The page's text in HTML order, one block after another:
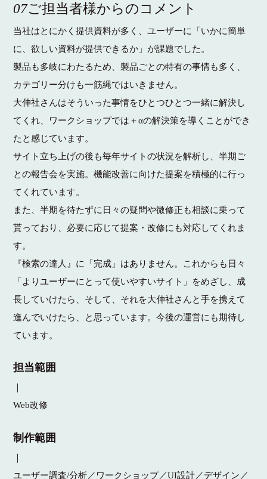
07ご担当者様からのコメント
当社はとにかく提供資料が多く、ユーザーに「いかに簡単
に、欲しい資料が提供できるか」が課題でした。
製品も多岐にわたるため、製品ごとの特有の事情も多く、
カテゴリー分けも一筋縄ではいきません。
大伸社さんはそういった事情をひとつひとつ一緒に解決し
てくれ、ワークショップでは＋αの解決策を導くことができ
たと感じています。
サイト立ち上げの後も毎年サイトの状況を解析し、半期ご
との報告会を実施。機能改善に向けた提案を積極的に行っ
てくれています。
また、半期を待たずに日々の疑問や微修正も相談に乗って
貰っており、必要に応じて提案・改修にも対応してくれま
す。
『検索の達人』に「完成」はありません。これからも日々
「よりユーザーにとって使いやすいサイト」をめざし、成
長していけたら、そして、それを大伸社さんと手を携えて
進んでいけたら、と思っています。今後の運営にも期待し
ています。
担当範囲
Web改修
制作範囲
｜
ユーザー調査/分析／ワークショップ／UI設計／デザイン／